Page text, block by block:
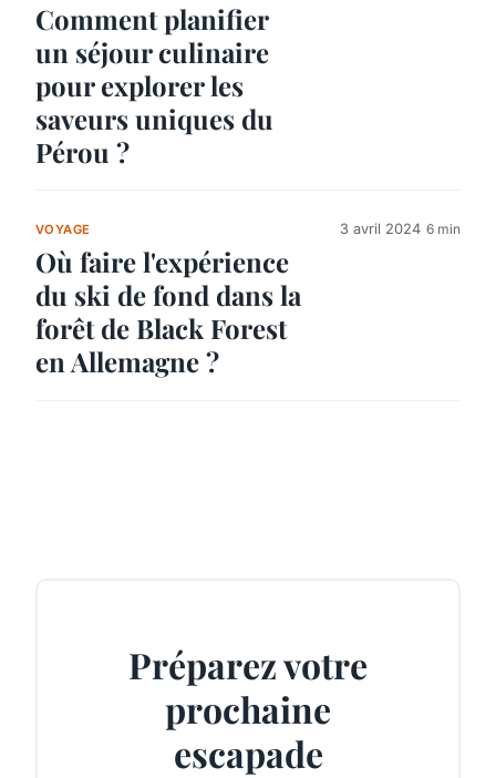
Comment planifier
un séjour culinaire
pour explorer les
saveurs uniques du
Pérou ?
VOYAGE
Où faire l'expérience
du ski de fond dans la
forêt de Black Forest
en Allemagne ?
3 avril 2024 6 min
Préparez votre
prochaine
escapade